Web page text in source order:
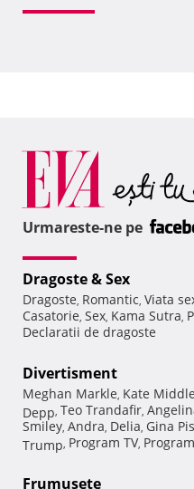
Urmareste-ne pe
Dragoste & Sex
Dragoste, Romantic, Viata
Casatorie, Sex, Kama Sutra,
Declaratii de dragoste
Divertisment
Meghan Markle, Kate
Depp, Teo Trandafir,
Smiley, Andra, Delia, Gina
Trump, Program TV,
Frumuseţe